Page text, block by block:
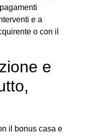
e a
o con il
e
il bonus casa e